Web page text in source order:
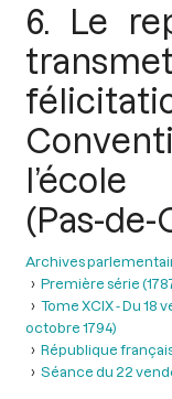
6. Le
l’école
(Pas-de-
Archives
Première série
Tome XCIX - Du 18
octobre 1794)
République
Séance du 22